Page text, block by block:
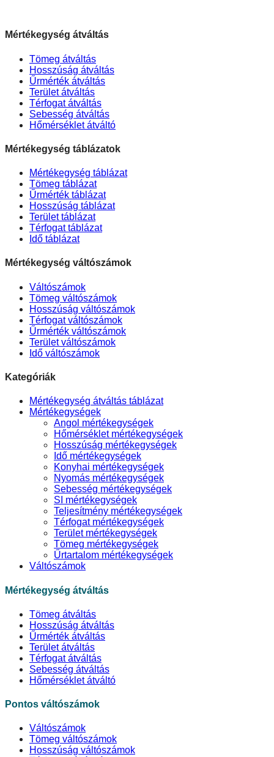
Mértékegység átváltás
Tömeg átváltás
Hosszúság átváltás
Űrmérték átváltás
Terület átváltás
Térfogat átváltás
Sebesség átváltás
Hőmérséklet átváltó
Mértékegység táblázatok
Mértékegység táblázat
Tömeg táblázat
Űrmérték táblázat
Hosszúság táblázat
Terület táblázat
Térfogat táblázat
Idő táblázat
Mértékegység váltószámok
Váltószámok
Tömeg váltószámok
Hosszúság váltószámok
Térfogat váltószámok
Űrmérték váltószámok
Terület váltószámok
Idő váltószámok
Kategóriák
Mértékegység átváltás táblázat
Mértékegységek
Angol mértékegységek
Hőmérséklet mértékegységek
Hosszúság mértékegységek
Idő mértékegységek
Konyhai mértékegységek
Nyomás mértékegységek
Sebesség mértékegységek
SI mértékegységek
Teljesítmény mértékegységek
Térfogat mértékegységek
Terület mértékegységek
Tömeg mértékegységek
Űrtartalom mértékegységek
Váltószámok
Mértékegység átváltás
Tömeg átváltás
Hosszúság átváltás
Űrmérték átváltás
Terület átváltás
Térfogat átváltás
Sebesség átváltás
Hőmérséklet átváltó
Pontos váltószámok
Váltószámok
Tömeg váltószámok
Hosszúság váltószámok